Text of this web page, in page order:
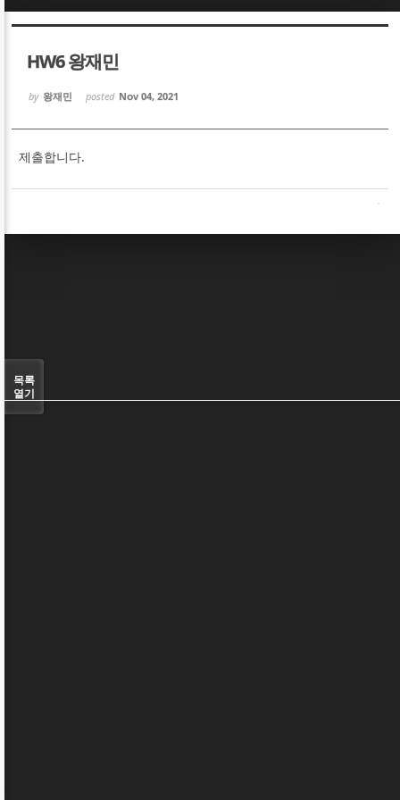
HW6 왕재민
by 왕재민 posted Nov 04, 2021
제출합니다.
목록
열기
Sketchbook5, 스케치북5
Sketchbook5, 스케치북5
Sketchbook5, 스케치북5
Sketchbook5, 스케치북5